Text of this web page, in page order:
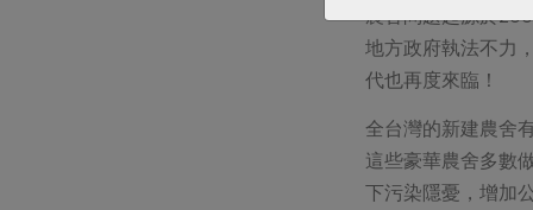
地方政府執法不力
代也再度來臨！
全台灣的新建農舍
這些豪華農舍多數
下污染隱憂，增加